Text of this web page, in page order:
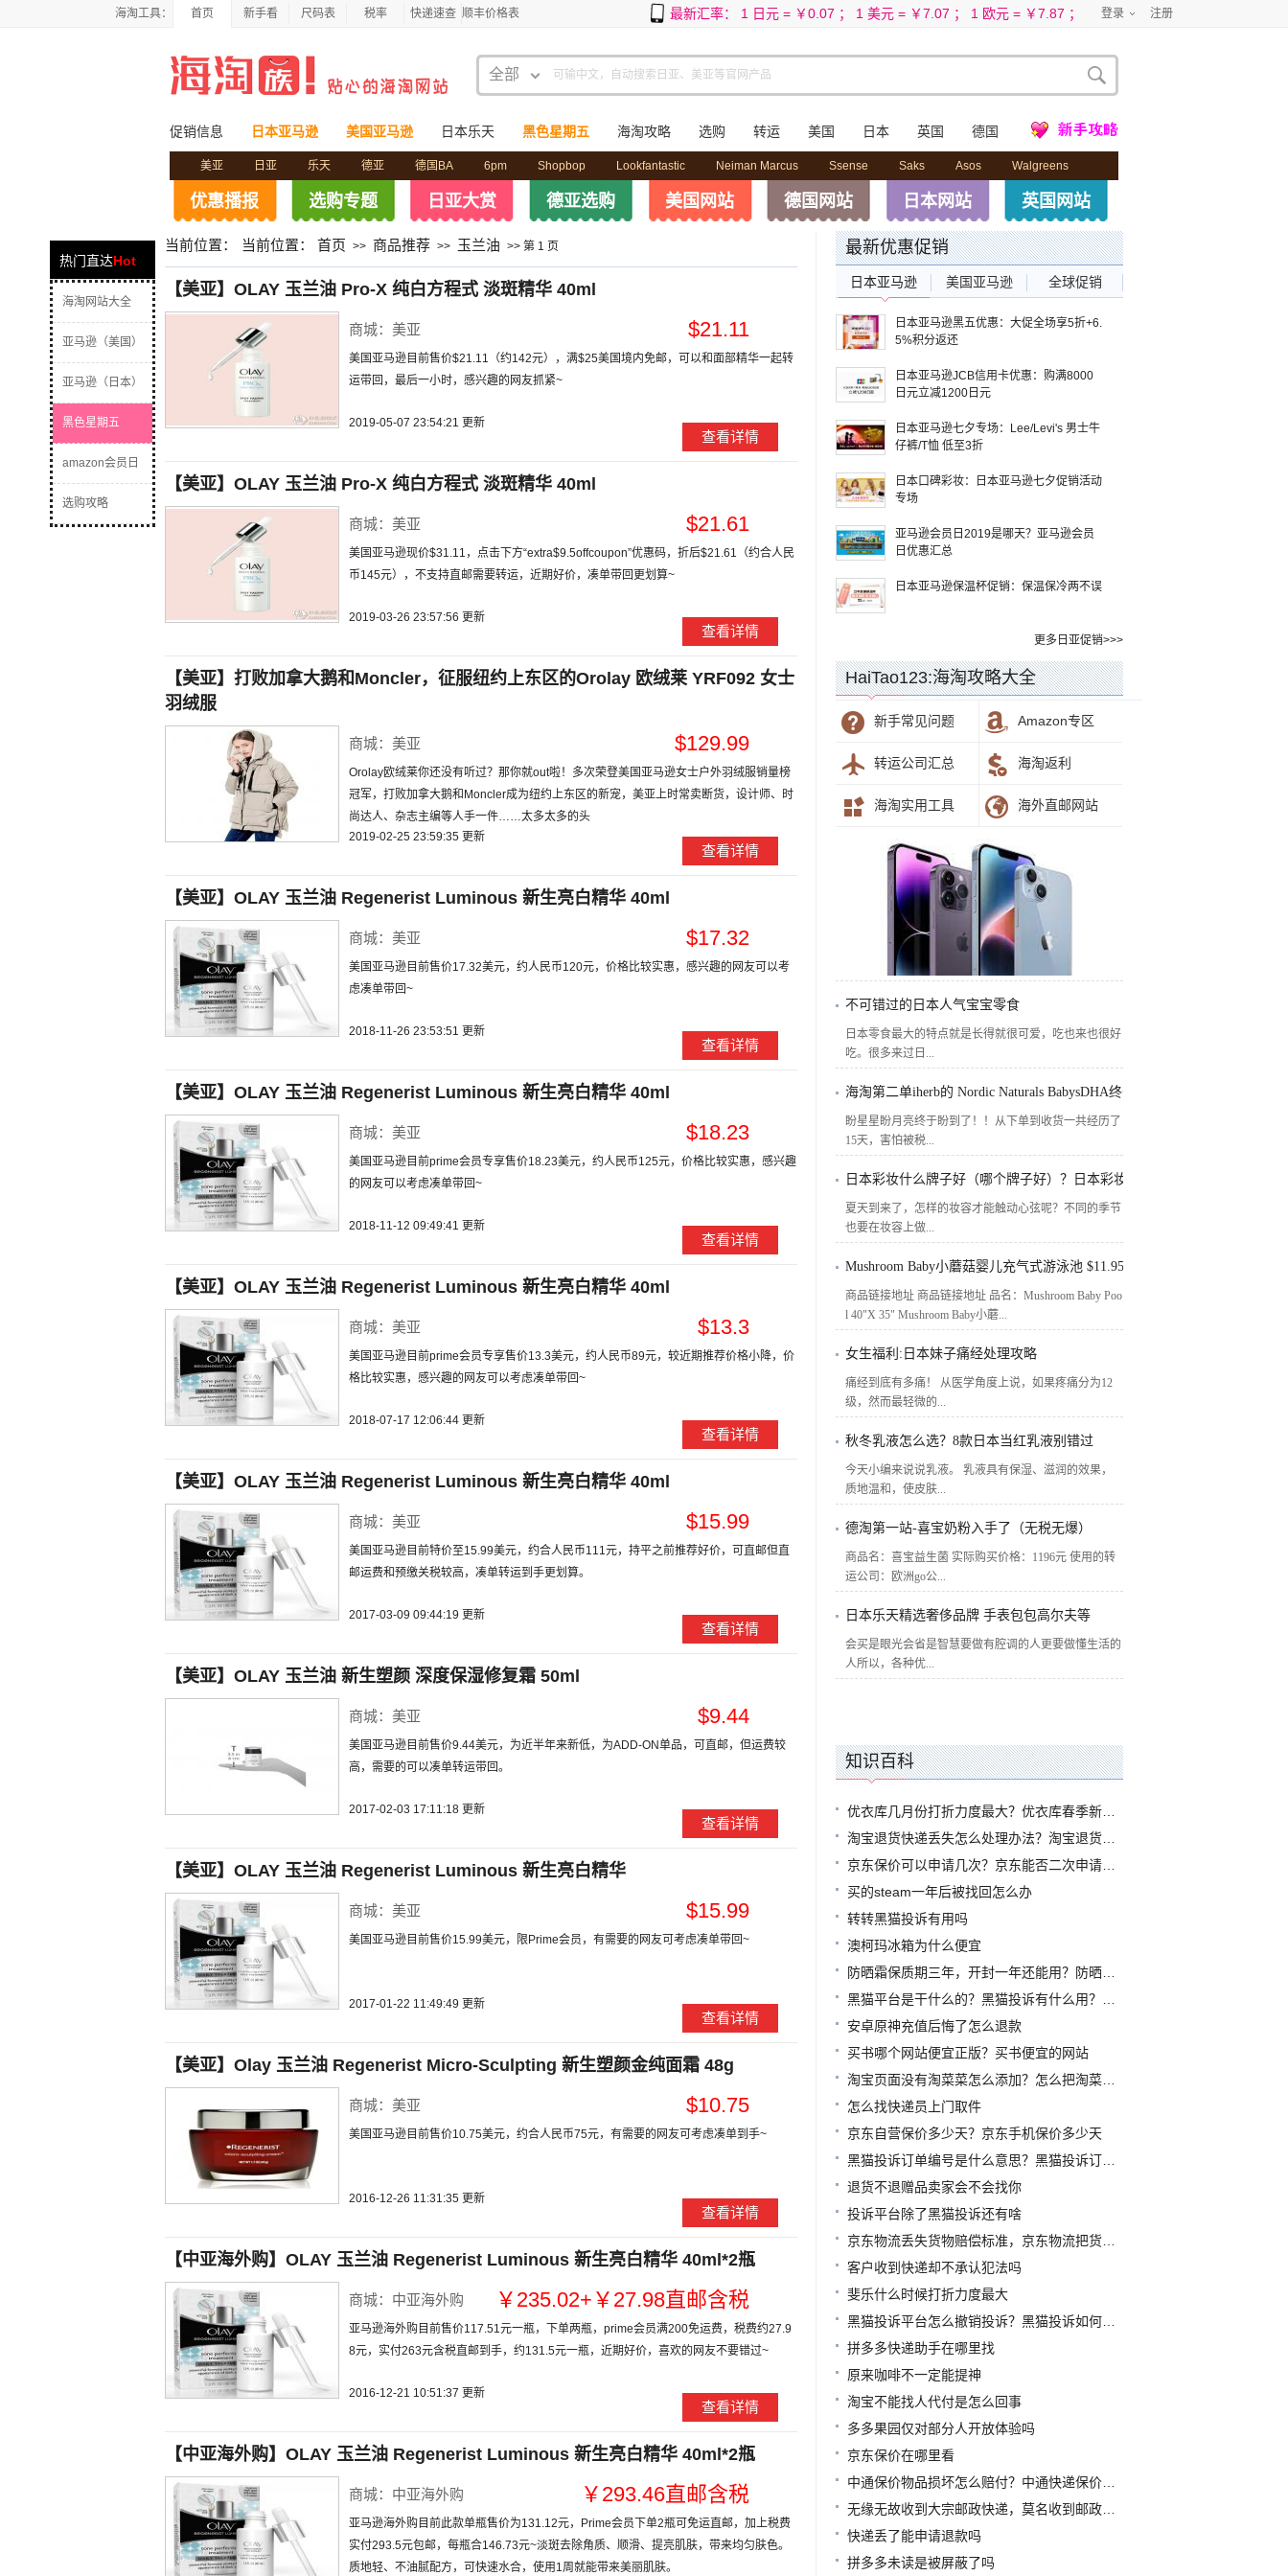
海淘工具： 首页 新手看 尺码表 税率 快递速查 顺丰价格表 最新汇率： 1 日元 = ￥0.07 ； 1 美元 = ￥7.07 ； 1 欧元 = ￥7.87 ； 登录 注册
全部
美亚
专题
攻略
全部
可输中文，自动搜索日亚、美亚等官网产品
促销信息 日本亚马逊 美国亚马逊 日本乐天 黑色星期五 海淘攻略 选购 转运 美国 日本 英国 德国 海淘123
美亚 日亚 乐天 德亚 德国BA 6pm Shopbop Lookfantastic Neiman Marcus Ssense Saks Asos Walgreens
优惠播报 选购专题 日亚大赏 德亚选购 美国网站 德国网站 日本网站 英国网站
热门直达Hot
海淘网站大全
亚马逊（美国）
亚马逊（日本）
黑色星期五
amazon会员日
选购攻略
当前位置： 当前位置： 首页 >> 商品推荐 >> 玉兰油 >> 第 1 页
【美亚】OLAY 玉兰油 Pro-X 纯白方程式 淡斑精华 40ml
商城：美亚 $21.11
美国亚马逊目前售价$21.11（约142元），满$25美国境内免邮，可以和面部精华一起转
运带回，最后一小时，感兴趣的网友抓紧~
查看详情
2019-05-07 23:54:21 更新
【美亚】OLAY 玉兰油 Pro-X 纯白方程式 淡斑精华 40ml
商城：美亚 $21.61
美国亚马逊现价$31.11，点击下方“extra$9.5offcoupon”优惠码，折后$21.61（约合人民
币145元），不支持直邮需要转运，近期好价，凑单带回更划算~
查看详情
2019-03-26 23:57:56 更新
【美亚】打败加拿大鹅和Moncler，征服纽约上东区的Orolay 欧绒莱 YRF092 女士
羽绒服
商城：美亚 $129.99
Orolay欧绒莱你还没有听过？那你就out啦！多次荣登美国亚马逊女士户外羽绒服销量榜
冠军，打败加拿大鹅和Moncler成为纽约上东区的新宠，美亚上时常卖断货，设计师、时
尚达人、杂志主编等人手一件……太多太多的头
查看详情
2019-02-25 23:59:35 更新
【美亚】OLAY 玉兰油 Regenerist Luminous 新生亮白精华 40ml
商城：美亚 $17.32
美国亚马逊目前售价17.32美元，约人民币120元，价格比较实惠，感兴趣的网友可以考
虑凑单带回~
查看详情
2018-11-26 23:53:51 更新
【美亚】OLAY 玉兰油 Regenerist Luminous 新生亮白精华 40ml
商城：美亚 $18.23
美国亚马逊目前prime会员专享售价18.23美元，约人民币125元，价格比较实惠，感兴趣
的网友可以考虑凑单带回~
查看详情
2018-11-12 09:49:41 更新
【美亚】OLAY 玉兰油 Regenerist Luminous 新生亮白精华 40ml
商城：美亚 $13.3
美国亚马逊目前prime会员专享售价13.3美元，约人民币89元，较近期推荐价格小降，价
格比较实惠，感兴趣的网友可以考虑凑单带回~
查看详情
2018-07-17 12:06:44 更新
【美亚】OLAY 玉兰油 Regenerist Luminous 新生亮白精华 40ml
商城：美亚 $15.99
美国亚马逊目前特价至15.99美元，约合人民币111元，持平之前推荐好价，可直邮但直
邮运费和预缴关税较高，凑单转运到手更划算。
查看详情
2017-03-09 09:44:19 更新
【美亚】OLAY 玉兰油 新生塑颜 深度保湿修复霜 50ml
商城：美亚 $9.44
美国亚马逊目前售价9.44美元，为近半年来新低，为ADD-ON单品，可直邮，但运费较
高，需要的可以凑单转运带回。
查看详情
2017-02-03 17:11:18 更新
【美亚】OLAY 玉兰油 Regenerist Luminous 新生亮白精华
商城：美亚 $15.99
美国亚马逊目前售价15.99美元，限Prime会员，有需要的网友可考虑凑单带回~
查看详情
2017-01-22 11:49:49 更新
【美亚】Olay 玉兰油 Regenerist Micro-Sculpting 新生塑颜金纯面霜 48g
商城：美亚 $10.75
美国亚马逊目前售价10.75美元，约合人民币75元，有需要的网友可考虑凑单到手~
查看详情
2016-12-26 11:31:35 更新
【中亚海外购】OLAY 玉兰油 Regenerist Luminous 新生亮白精华 40ml*2瓶
商城：中亚海外购 ￥235.02+￥27.98直邮含税
亚马逊海外购目前售价117.51元一瓶，下单两瓶，prime会员满200免运费，税费约27.9
8元，实付263元含税直邮到手，约131.5元一瓶，近期好价，喜欢的网友不要错过~
查看详情
2016-12-21 10:51:37 更新
【中亚海外购】OLAY 玉兰油 Regenerist Luminous 新生亮白精华 40ml*2瓶
商城：中亚海外购 ￥293.46直邮含税
亚马逊海外购目前此款单瓶售价为131.12元，Prime会员下单2瓶可免运直邮，加上税费
实付293.5元包邮，每瓶合146.73元~淡斑去除角质、顺滑、提亮肌肤，带来均匀肤色。
质地轻、不油腻配方，可快速水合，使用1周就能带来美丽肌肤。
最新优惠促销
日本亚马逊 美国亚马逊 全球促销
日本亚马逊黑五优惠：大促全场享5折+6.
5%积分返还
日本亚马逊JCB信用卡优惠：购满8000
日元立减1200日元
日本亚马逊七夕专场：Lee/Levi's 男士牛
仔裤/T恤 低至3折
日本口碑彩妆：日本亚马逊七夕促销活动
专场
亚马逊会员日2019是哪天？亚马逊会员
日优惠汇总
日本亚马逊保温杯促销：保温保冷两不误
更多日亚促销>>>
HaiTao123:海淘攻略大全
新手常见问题 Amazon专区
转运公司汇总 海淘返利
海淘实用工具 海外直邮网站
不可错过的日本人气宝宝零食
日本零食最大的特点就是长得就很可爱，吃也来也很好
吃。很多来过日...
海淘第二单iherb的 Nordic Naturals BabysDHA终于到货了！！
盼星星盼月亮终于盼到了！！从下单到收货一共经历了
15天，害怕被税...
日本彩妆什么牌子好（哪个牌子好）？日本彩妆品牌推荐排行榜|必买清单
夏天到来了，怎样的妆容才能触动心弦呢？不同的季节
也要在妆容上做...
Mushroom Baby小蘑菇婴儿充气式游泳池 $11.95
商品链接地址 商品链接地址 品名：Mushroom Baby Poo
l 40"X 35" Mushroom Baby小蘑...
女生福利:日本妹子痛经处理攻略
痛经到底有多痛！ 从医学角度上说，如果疼痛分为12
级，然而最轻微的...
秋冬乳液怎么选？8款日本当红乳液别错过
今天小编来说说乳液。 乳液具有保湿、滋润的效果，
质地温和，使皮肤...
德淘第一站-喜宝奶粉入手了（无税无爆）
商品名：喜宝益生菌 实际购买价格：1196元 使用的转
运公司：欧洲go公...
日本乐天精选奢侈品牌 手表包包高尔夫等
会买是眼光会省是智慧要做有腔调的人更要做懂生活的
人所以，各种优...
知识百科
买的steam一年后被找回怎么办
转转黑猫投诉有用吗
澳柯玛冰箱为什么便宜
安卓原神充值后悔了怎么退款
买书哪个网站便宜正版？买书便宜的网站
怎么找快递员上门取件
京东自营保价多少天？京东手机保价多少天
退货不退赠品卖家会不会找你
投诉平台除了黑猫投诉还有啥
客户收到快递却不承认犯法吗
斐乐什么时候打折力度最大
拼多多快递助手在哪里找
原来咖啡不一定能提神
淘宝不能找人代付是怎么回事
多多果园仅对部分人开放体验吗
京东保价在哪里看
快递丢了能申请退款吗
拼多多未读是被屏蔽了吗